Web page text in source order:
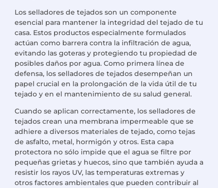
Los selladores de tejados son un componente
esencial para mantener la integridad del tejado de tu
casa. Estos productos especialmente formulados
actúan como barrera contra la infiltración de agua,
evitando las goteras y protegiendo tu propiedad de
posibles daños por agua. Como primera línea de
defensa, los selladores de tejados desempeñan un
papel crucial en la prolongación de la vida útil de tu
tejado y en el mantenimiento de su salud general.
Cuando se aplican correctamente, los selladores de
tejados crean una membrana impermeable que se
adhiere a diversos materiales de tejado, como tejas
de asfalto, metal, hormigón y otros. Esta capa
protectora no sólo impide que el agua se filtre por
pequeñas grietas y huecos, sino que también ayuda a
resistir los rayos UV, las temperaturas extremas y
otros factores ambientales que pueden contribuir al